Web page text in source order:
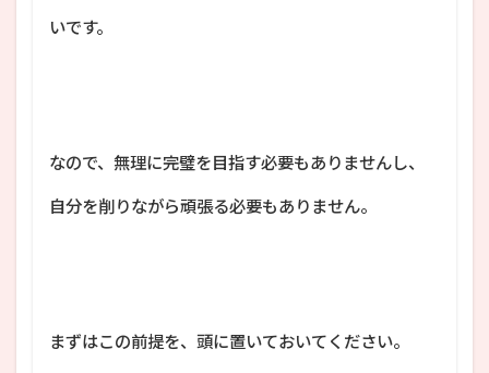
いです。
なので、無理に完璧を目指す必要もありませんし、
自分を削りながら頑張る必要もありません。
まずはこの前提を、頭に置いておいてください。